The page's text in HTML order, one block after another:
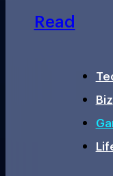
Read
Biz